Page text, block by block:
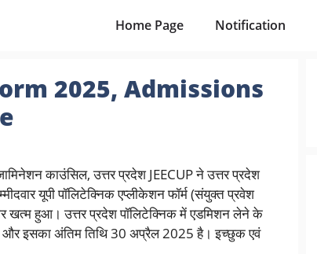
Home Page Notification
2025, Admissions
काउंसिल, उत्तर प्रदेश JEECUP ने उत्तर प्रदेश
यूपी पॉलिटेक्निक एप्लीकेशन फॉर्म (संयुक्त प्रवेश
खत्म हुआ। उत्तर प्रदेश पॉलिटेक्निक में एडमिशन लेने के
इसका अंतिम तिथि 30 अप्रैल 2025 है। इच्छुक एवं